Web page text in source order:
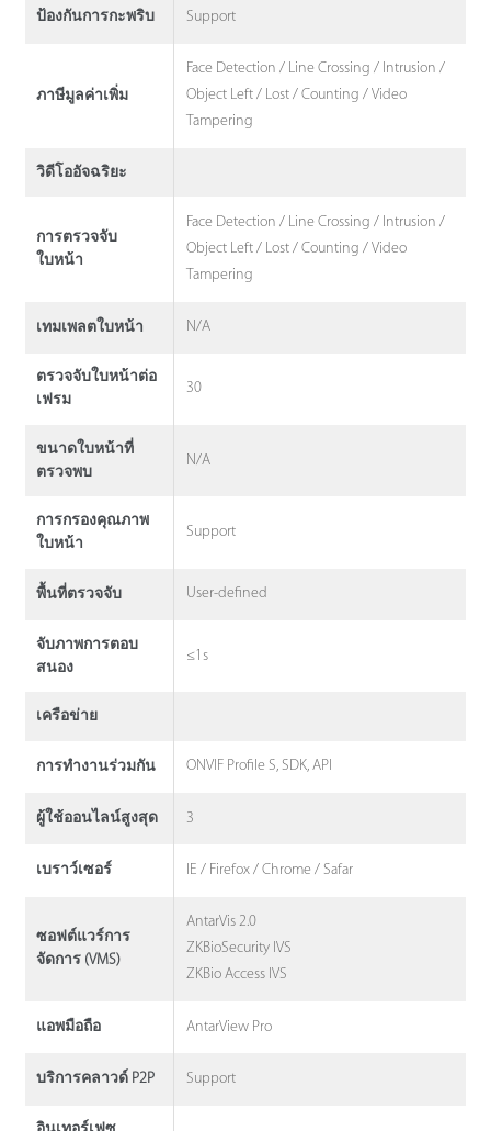
ป้องกันการกะพริบ Support
ภาษีมูลค่าเพิ่ม
Face Detection / Line Crossing / Intrusion /
Object Left / Lost / Counting / Video
Tampering
วิดีโออัจฉริยะ
การตรวจจับ
ใบหน้า
Face Detection / Line Crossing / Intrusion /
Object Left / Lost / Counting / Video
Tampering
เทมเพลตใบหน้า N/A
ตรวจจับใบหน้าต่อ
เฟรม
30
ขนาดใบหน้าที่
ตรวจพบ
N/A
การกรองคุณภาพ
ใบหน้า
Support
พื้นที่ตรวจจับ User-defined
จับภาพการตอบ
สนอง
≤1s
เครือข่าย
การทํางานร่วมกัน ONVIF Profile S, SDK, API
ผู้ใช้ออนไลน์สูงสุด 3
เบราว์เซอร์ IE / Firefox / Chrome / Safar
ซอฟต์แวร์การ
จัดการ (VMS)
AntarVis 2.0
ZKBioSecurity IVS
ZKBio Access IVS
แอพมือถือ AntarView Pro
บริการคลาวด์ P2P Support